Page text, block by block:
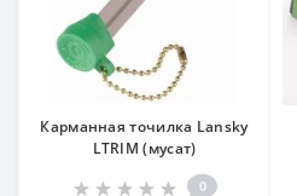
Карманная точилка Lansky
LTRIM (мусат)
0